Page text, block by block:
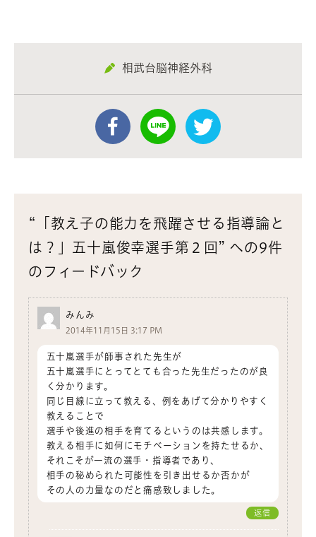
相武台脳神経外科
“「教え子の能力を飛躍させる指導論と
は？」五十嵐俊幸選手第２回” への9件
のフィードバック
みんみ
2014年11月15日 3:17 PM
五十嵐選手が師事された先生が
五十嵐選手にとってとても合った先生だったのが良
く分かります。
同じ目線に立って教える、例をあげて分かりやすく
教えることで
選手や後進の相手を育てるというのは共感します。
教える相手に如何にモチベーションを持たせるか、
それこそが一流の選手・指導者であり、
相手の秘められた可能性を引き出せるか否かが
その人の力量なのだと痛感致しました。
返信